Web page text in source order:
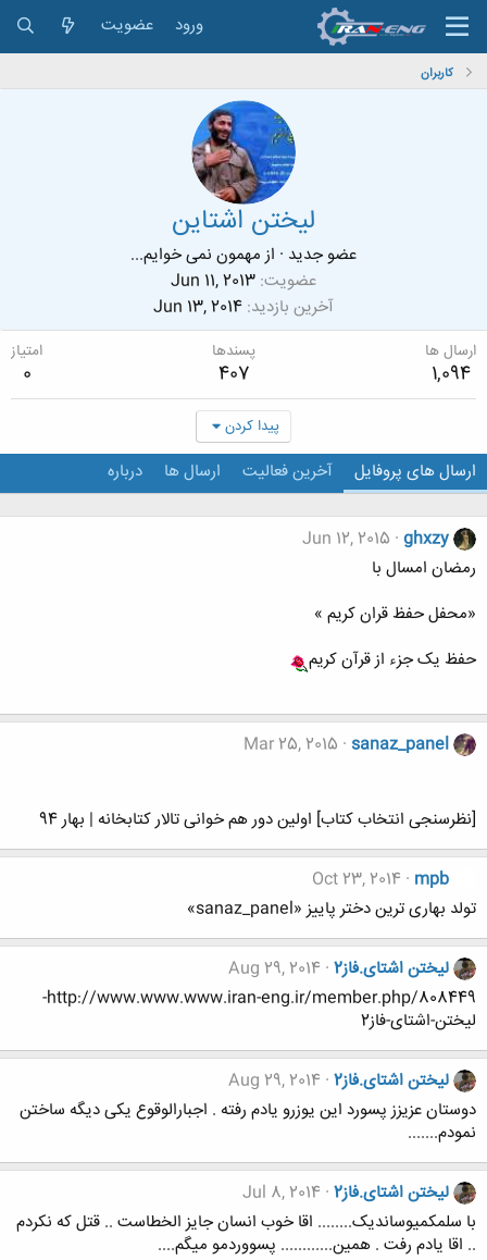
ورود عضویت
کاربران
لیختن اشتاین
عضو جدید · از مهمون نمی خوایم...
عضویت Jun 11, 2013
آخرین بازدید Jun 13, 2014
ارسال ها
1,094
پسندها
407
امتیاز
0
پیدا کردن
ارسال های پروفایل آخرین فعالیت ارسال ها درباره
ghxzy
Jun 12, 2015
رمضان امسال با
«محفل حفظ قران کریم »
حفظ یک جزء از قرآن کریم
sanaz_panel
Mar 25, 2015
[نظرسنجی انتخاب کتاب] اولین دور هم خوانی تالار کتابخانه | بهار 94
mpb
Oct 23, 2014
تولد بهاری ترین دختر پاییز «sanaz_panel»
لیختن اشتای.فاز2
Aug 29, 2014
http://www.www.www.iran-eng.ir/member.php/808449-
لیختن-اشتای-فاز2
لیختن اشتای.فاز2
Aug 29, 2014
دوستان عزیزز پسورد این یوزرو یادم رفته . اجبارالوقوع یکی دیگه ساختن
نمودم.......
لیختن اشتای.فاز2
Jul 8, 2014
با سلمکمیوساندیک........ اقا خوب انسان جایز الخطاست .. قتل که نکردم
.. اقا یادم رفت . همین............ پسووردمو میگم....